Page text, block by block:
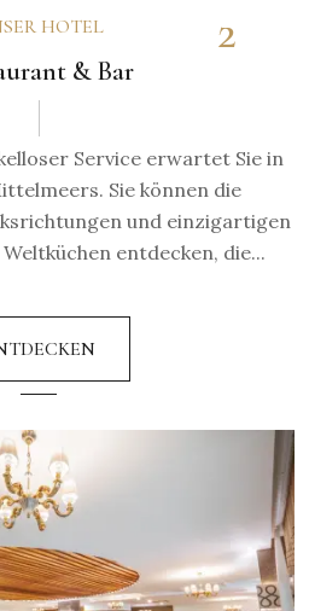
HOTEL
& Bar
Service erwartet Sie in
Sie können die
und einzigartigen
entdecken, die...
2